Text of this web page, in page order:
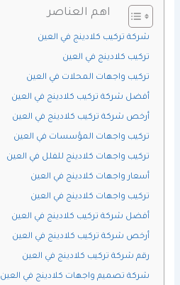
اهم العناصر
شركة تركيب كلادينج في العين
تركيب كلادينج في العين
تركيب واجهات المحلات في العين
أفضل شركة تركيب كلادينج في العين
أرخص شركة تركيب كلادينج في العين
تركيب واجهات المؤسسات في العين
تركيب واجهات كلادينج للفلل في العين
أسعار واجهات كلادينج في العين
تركيب واجهات كلادينج في العين
أفضل شركة تركيب كلادينج في العين
أرخص شركة تركيب كلادينج في العين
رقم شركة تركيب كلادينج في العين
شركة تصميم واجهات كلادينج في العين